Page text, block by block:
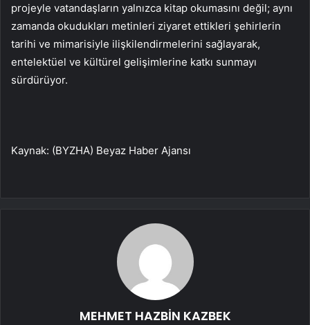
projeyle vatandaşların yalnızca kitap okumasını değil; aynı
zamanda okudukları metinleri ziyaret ettikleri şehirlerin
tarihi ve mimarisiyle ilişkilendirmelerini sağlayarak,
entelektüel ve kültürel gelişimlerine katkı sunmayı
sürdürüyor.
Kaynak: (BYZHA) Beyaz Haber Ajansı
MEHMET HAZBİN KAZBEK